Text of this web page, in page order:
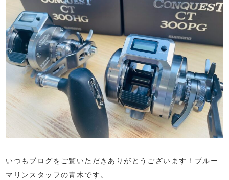
いつもブログをご覧いただきありがとうございます！ブルー
マリンスタッフの青木です。